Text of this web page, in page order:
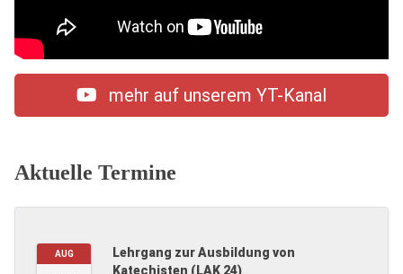
mehr auf unserem YT-Kanal
Aktuelle Termine
AUG
Lehrgang zur Ausbildung von
Katechisten (LAK 24)